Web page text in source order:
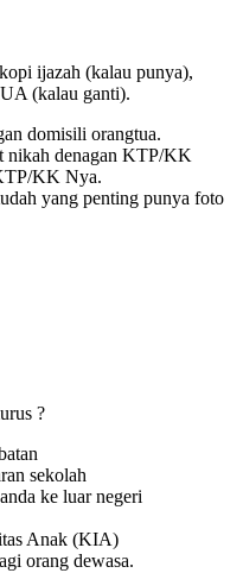
ijazah (kalau punya),
(kalau ganti).
domisili orangtua.
nikah denagan KTP/KK
KK Nya.
yang penting punya foto
?
sekolah
ke luar negeri
Anak (KIA)
orang dewasa.